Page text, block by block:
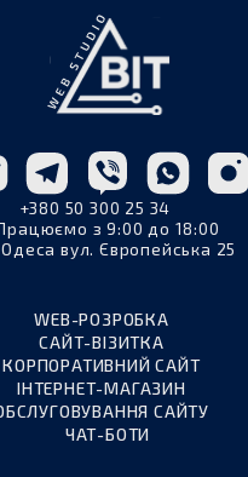
+380 50 300 25 34
з 9:00 до 18:00
вул. Європейська 25
WEB-РОЗРОБКА
САЙТ-ВІЗИТКА
КОРПОРАТИВНИЙ САЙТ
ІНТЕРНЕТ-МАГАЗИН
САЙТУ
ЧАТ-БОТИ